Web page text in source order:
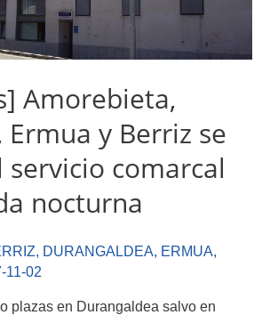
Amorebieta,
y Berriz se
servicio comarcal
nocturna
, DURANGALDEA, ERMUA,
11-02
plazas en Durangaldea salvo en